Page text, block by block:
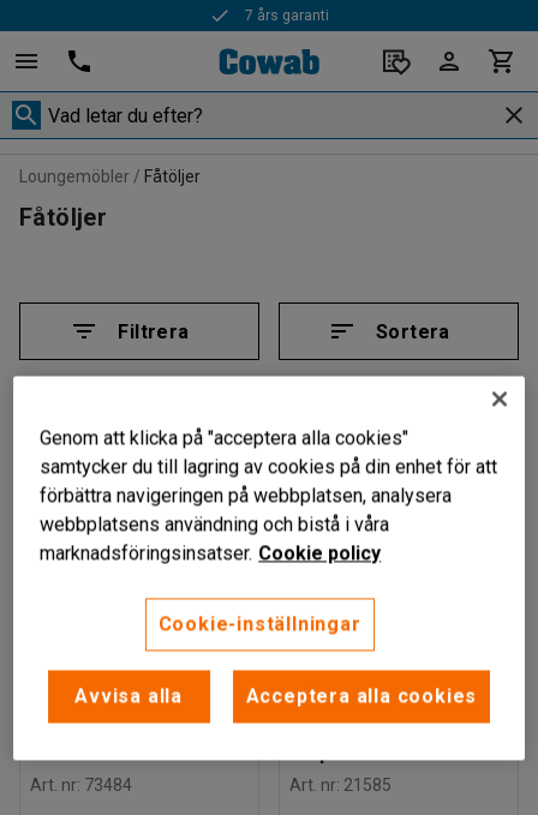
7 års garanti
Loungemöbler Fåtöljer
Fåtöljer
Filtrera Sortera
AFRODITE
Fåtölj, konstläder,
Art. nr: 73484
PANDROSOS
Fåtölj, konstläder,
Art. nr: 21585
Genom att klicka på "acceptera alla cookies"
samtycker du till lagring av cookies på din enhet för att
förbättra navigeringen på webbplatsen, analysera
webbplatsens användning och bistå i våra
marknadsföringsinsatser. Cookie policy
Cookie-inställningar
Avvisa alla Acceptera alla cookies